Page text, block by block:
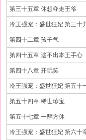
第三十五章 休想夺走王爷
冷王强宠：盛世狂妃 第三十
第四十二章 孩子气
第四十五章 逃不出本王手心
第四十八章 开玩笑
冷王强宠：盛世狂妃 第五十
第五十四章 稀世珍宝
第五十七章 一醉方休
冷王强宠：盛世狂妃 第六十